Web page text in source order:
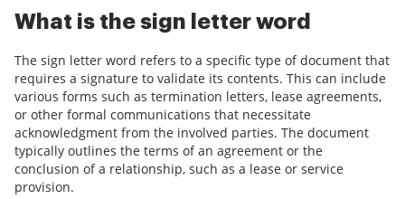
What is the sign letter word
The sign letter word refers to a specific type of document that
requires a signature to validate its contents. This can include
various forms such as termination letters, lease agreements,
or other formal communications that necessitate
acknowledgment from the involved parties. The document
typically outlines the terms of an agreement or the
conclusion of a relationship, such as a lease or service
provision.